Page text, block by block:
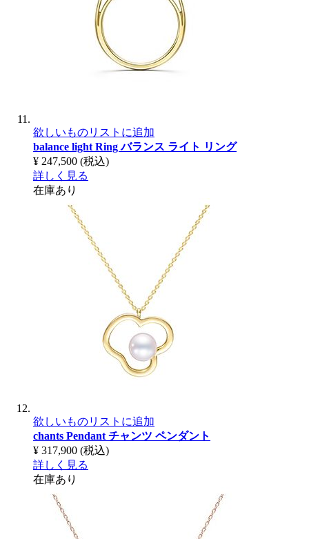
欲しいものリストに追加
balance light Ringバランス ライト リング
¥ 247,500 (税込)
詳しく見る
在庫あり
欲しいものリストに追加
chants Pendant チャンツ ペンダント
¥ 317,900 (税込)
詳しく見る
在庫あり